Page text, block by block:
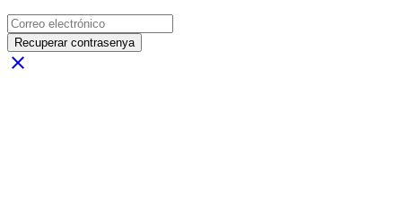
Recuperar contrasenya
close